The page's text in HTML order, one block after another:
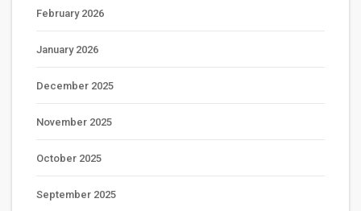
February 2026
January 2026
December 2025
November 2025
October 2025
September 2025